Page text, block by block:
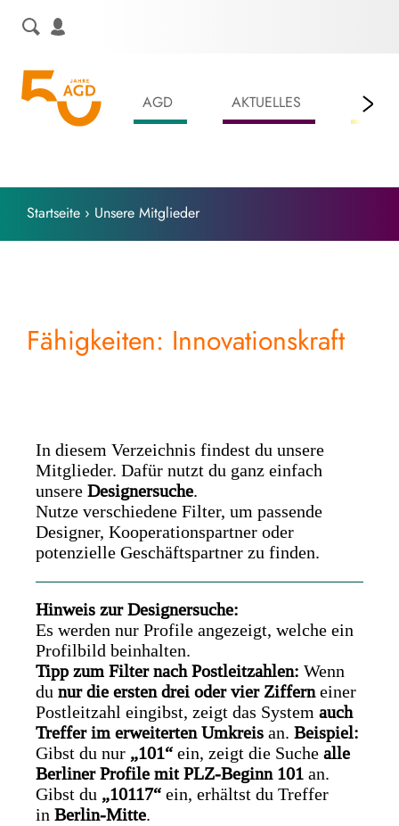
AGD AKTUELLES
Startseite › Unsere Mitglieder
Fähigkeiten: Innovationskraft
In diesem Verzeichnis findest du unsere
Mitglieder. Dafür nutzt du ganz einfach
unsere Designersuche.
Nutze verschiedene Filter, um passende
Designer, Kooperationspartner oder
potenzielle Geschäftspartner zu finden.
Hinweis zur Designersuche:
Es werden nur Profile angezeigt, welche ein
Profilbild beinhalten.
Tipp zum Filter nach Postleitzahlen: Wenn
du nur die ersten drei oder vier Zifferneiner
Postleitzahl eingibst, zeigt das System auch
Treffer im erweiterten Umkreis an. Beispiel:
Gibst du nur „101“ ein, zeigt die Suche alle
Berliner Profile mit PLZ-Beginn 101 an.
Gibst du „10117“ ein, erhältst du Treffer
in Berlin-Mitte.